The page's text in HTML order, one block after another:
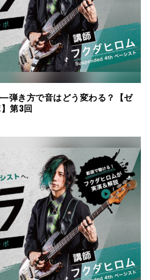
き方で音はどう変わる？【ゼ
第3回